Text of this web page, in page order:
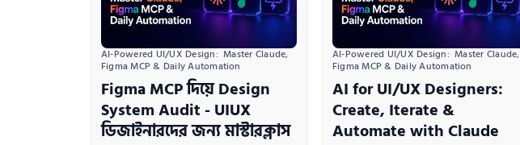
AI-Powered UI/UX Design:  Master Claude,
Figma MCP & Daily Automation
Figma MCP দিয়ে Design
System Audit - UIUX
ডিজাইনারদের জন্য মাস্টারক্লাস
AI-Powered UI/UX Design:  Master Claude,
Figma MCP & Daily Automation
AI for UI/UX Designers:
Create, Iterate &
Automate with Claude